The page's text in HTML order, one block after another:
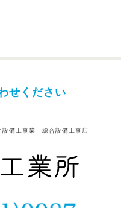
せください
設備工事業 総合設備工事店